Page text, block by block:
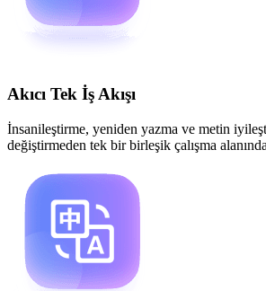
Akıcı Tek İş Akışı
İnsanileştirme, yeniden yazma ve metin
değiştirmeden tek bir birleşik çalışma